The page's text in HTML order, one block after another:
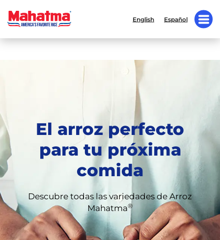
English Español
El arroz perfecto
para tu próxima
comida
Descubre todas las variedades de Arroz
Mahatma®